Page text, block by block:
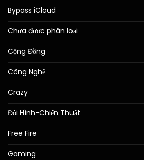
Bypass iCloud
Chưa được phân loại
Cộng Đồng
Công Nghệ
Crazy
Đội Hình-Chiến Thuật
Free Fire
Gaming